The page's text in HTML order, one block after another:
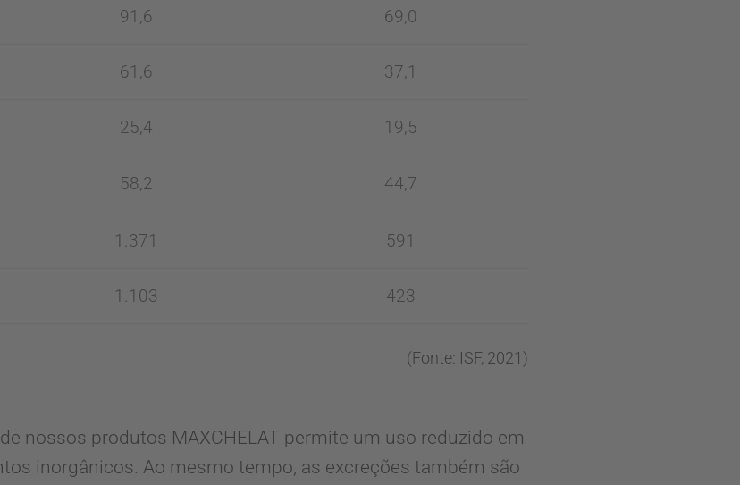
91,6 69,0
61,6 37,1
25,4 19,5
58,2 44,7
1.371 591
1.103 423
(Fonte: ISF, 2021)
nossos produtos MAXCHELAT permite um uso reduzido em
inorgânicos. Ao mesmo tempo, as excreções também são